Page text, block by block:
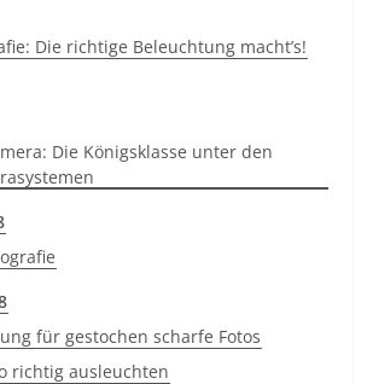
Die richtige Beleuchtung macht’s!
Die Königsklasse unter den
für gestochen scharfe Fotos
richtig ausleuchten